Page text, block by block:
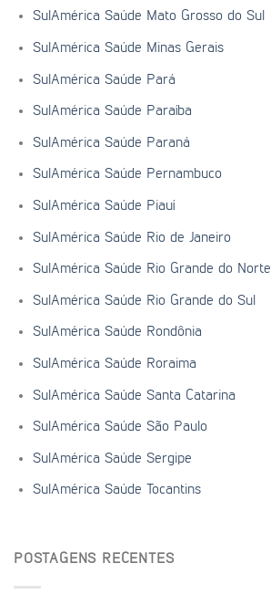
SulAmérica Saúde Mato Grosso do Sul
SulAmérica Saúde Minas Gerais
SulAmérica Saúde Pará
SulAmérica Saúde Paraíba
SulAmérica Saúde Paraná
SulAmérica Saúde Pernambuco
SulAmérica Saúde Piauí
SulAmérica Saúde Rio de Janeiro
SulAmérica Saúde Rio Grande do Norte
SulAmérica Saúde Rio Grande do Sul
SulAmérica Saúde Rondônia
SulAmérica Saúde Roraima
SulAmérica Saúde Santa Catarina
SulAmérica Saúde São Paulo
SulAmérica Saúde Sergipe
SulAmérica Saúde Tocantins
POSTAGENS RECENTES